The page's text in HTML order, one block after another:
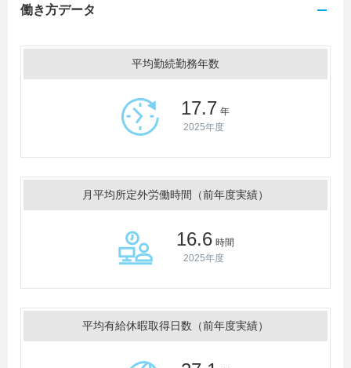
働き方データ
平均勤続勤務年数
17.7 年
2025年度
月平均所定外労働時間（前年度実績）
16.6 時間
2025年度
平均有給休暇取得日数（前年度実績）